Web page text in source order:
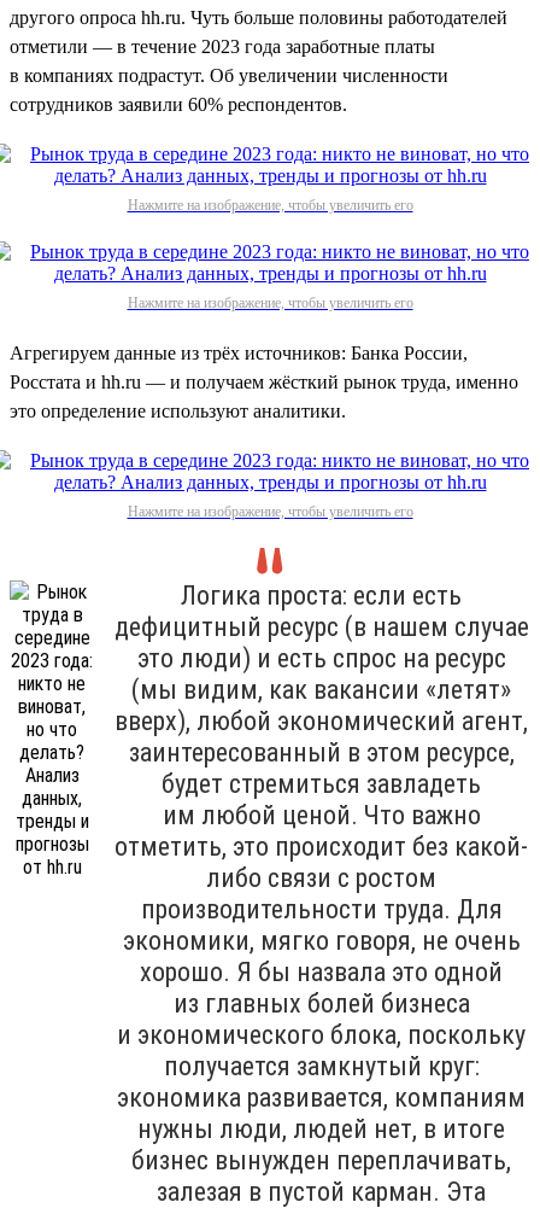
другого опроса hh.ru. Чуть больше половины работодателей
отметили — в течение 2023 года заработные платы
в компаниях подрастут. Об увеличении численности
сотрудников заявили 60% респондентов.
Нажмите на изображение, чтобы увеличить его
Нажмите на изображение, чтобы увеличить его
Агрегируем данные из трёх источников: Банка России,
Росстата и hh.ru — и получаем жёсткий рынок труда, именно
это определение используют аналитики.
Нажмите на изображение, чтобы увеличить его
Логика проста: если есть
дефицитный ресурс (в нашем случае
это люди) и есть спрос на ресурс
(мы видим, как вакансии «летят»
вверх), любой экономический агент,
заинтересованный в этом ресурсе,
будет стремиться завладеть
им любой ценой. Что важно
отметить, это происходит без какой-
либо связи с ростом
производительности труда. Для
экономики, мягко говоря, не очень
хорошо. Я бы назвала это одной
из главных болей бизнеса
и экономического блока, поскольку
получается замкнутый круг:
экономика развивается, компаниям
нужны люди, людей нет, в итоге
бизнес вынужден переплачивать,
залезая в пустой карман. Эта